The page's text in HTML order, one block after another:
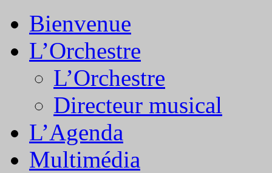
Bienvenue
L’Orchestre
L’Orchestre
Directeur musical
L’Agenda
Multimédia